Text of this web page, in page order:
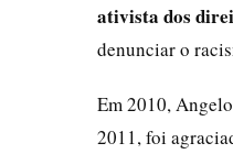
ativista dos
denunciar o
Em 2010,
2011, foi